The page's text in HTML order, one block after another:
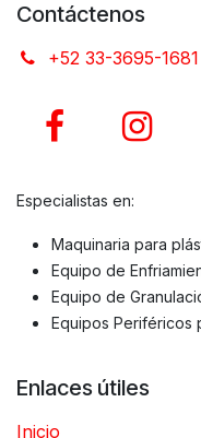
Contáctenos
+52 33-3695-1681
Especialistas en:
Maquinaria para
Equipo de
Equipo de
Equipos Periféricos
Enlaces útiles
Inicio